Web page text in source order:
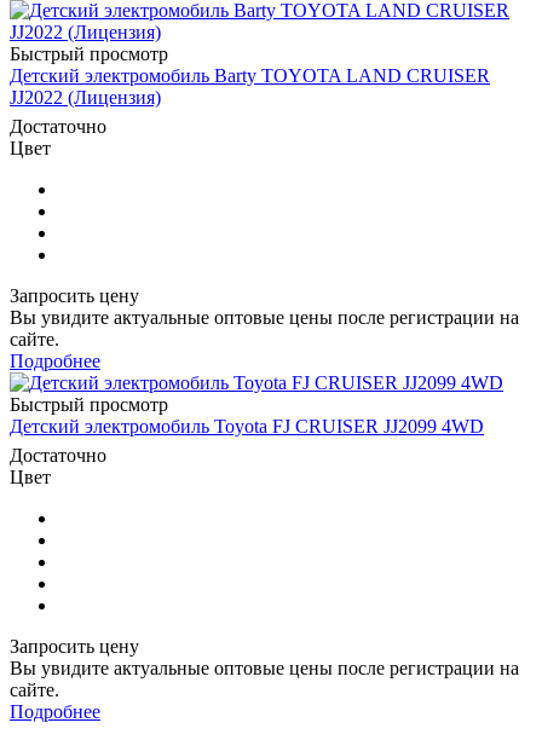
Быстрый просмотр
Детский электромобиль Barty TOYOTA LAND CRUISER
JJ2022 (Лицензия)
Достаточно
Цвет
Запросить цену
Вы увидите актуальные оптовые цены после регистрации на
сайте.
Подробнее
Быстрый просмотр
Детский электромобиль Toyota FJ CRUISER JJ2099 4WD
Достаточно
Цвет
Запросить цену
Вы увидите актуальные оптовые цены после регистрации на
сайте.
Подробнее